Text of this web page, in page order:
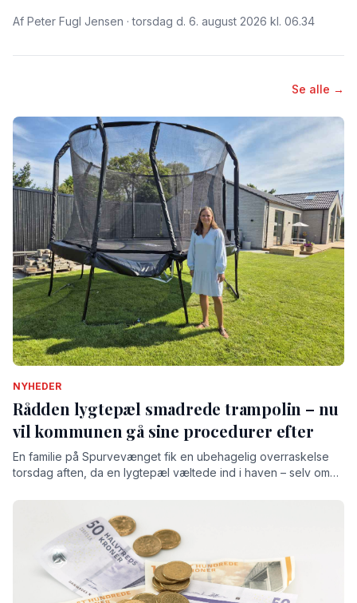
oplevelser og stærke relationer.
Af Peter Fugl Jensen · torsdag d. 6. august 2026 kl. 06.34
Se alle →
NYHEDER
Rådden lygtepæl smadrede trampolin – nu
vil kommunen gå sine procedurer efter
En familie på Spurvevænget fik en ubehagelig overraskelse
torsdag aften, da en lygtepæl væltede ind i haven – selv om